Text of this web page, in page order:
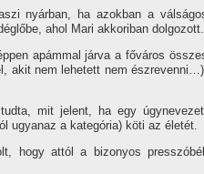
nyárban, ha azokban a
ahol Mari akkoriban dolgozott.
apámmal jár­va a főváros
akit nem lehetett nem
mit jelent, ha egy
ugyanaz a ka­tegória) köti az életét.
hogy attól a bizonyos